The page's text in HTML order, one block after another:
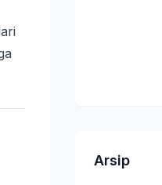
Arsip